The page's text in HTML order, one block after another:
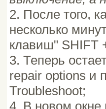
2. После того,
несколько
клавиш" SHIFT
3. Теперь
repair options и
Troubleshoot;
4. В новом окне